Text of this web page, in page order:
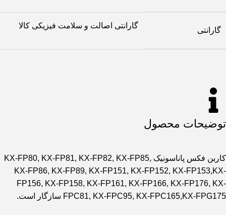
توضیحات محصول
کاربن فکس پاناسونیک KX-FP80, KX-FP81, KX-FP82, KX-FP85,
KX-FP86, KX-FP89, KX-FP151, KX-FP152, KX-FP153,KX-
FP156, KX-FP158, KX-FP161, KX-FP166, KX-FP176, KX-
FPC81, KX-FPC95, KX-FPC165,KX-FPG175 سازگار است.
گارانتی
گارانتی اصالت و سلامت فیزیکی کالا